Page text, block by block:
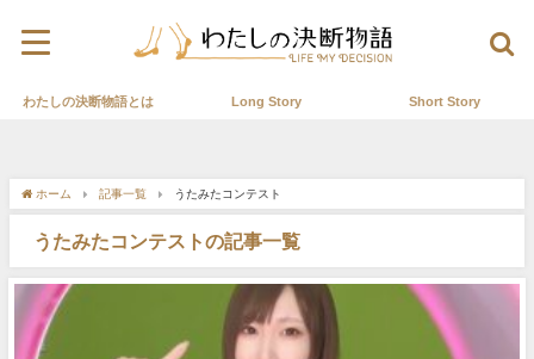
わたしの決断物語とは Long Story Short Story
ホーム 記事一覧 うたみたコンテスト
うたみたコンテストの記事一覧